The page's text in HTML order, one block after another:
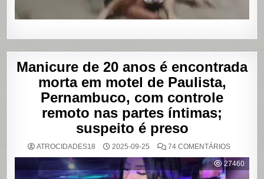
Manicure de 20 anos é encontrada
morta em motel de Paulista,
Pernambuco, com controle
remoto nas partes íntimas;
suspeito é preso
ATROCIDADES18 2025-09-25 74 COMENTÁRIOSEM
DE
20
ANOS
27460